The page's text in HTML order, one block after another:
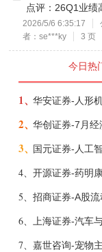
点评：26Q1业绩
2026/5/6 6:35:17
者：se***ky
3 页
今日热
1、
2、
3、
4、
5、
6、
7、 嘉世咨询-宠物